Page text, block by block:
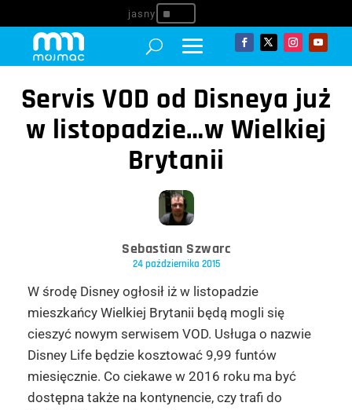
^
Servis VOD od Disneya już
w listopadzie…w Wielkiej
Brytanii
Sebastian Szwarc
24 października 2015
W środę Disney ogłosił iż w listopadzie
mieszkańcy Wielkiej Brytanii będą mogli się
cieszyć nowym serwisem VOD. Usługa o nazwie
Disney Life będzie kosztować 9,99 funtów
miesięcznie. Co ciekawe w 2016 roku ma być
dostępna także na kontynencie, czy trafi do